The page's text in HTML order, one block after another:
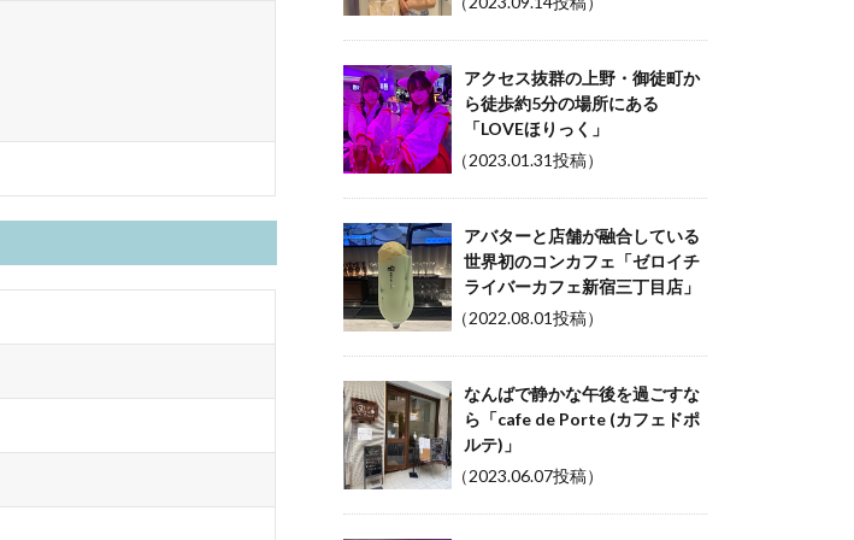
アクセス抜群の上野・御徒町か
ら徒歩約5分の場所にある
「LOVEほりっく」
（2023.01.31投稿）
アバターと店舗が融合している
世界初のコンカフェ「ゼロイチ
ライバーカフェ新宿三丁目店」
（2022.08.01投稿）
なんばで静かな午後を過ごすな
ら「cafe de Porte (カフェドポ
ルテ)」
（2023.06.07投稿）